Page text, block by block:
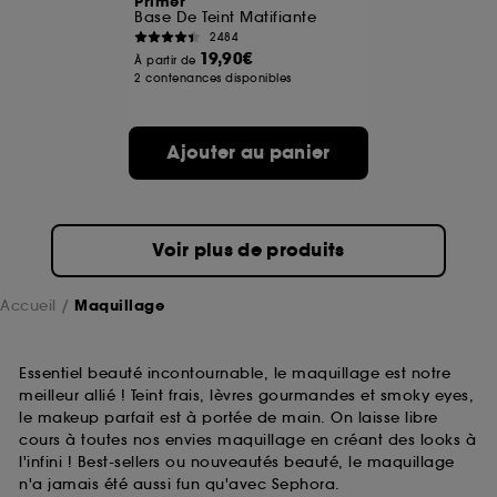
Base De Teint Matifiante
2484
À partir de 19,90€
2 contenances disponibles
Ajouter au panier
Voir plus de produits
Accueil Maquillage
Essentiel beauté incontournable, le maquillage est notre
meilleur allié ! Teint frais, lèvres gourmandes et smoky eyes,
le makeup parfait est à portée de main. On laisse libre
cours à toutes nos envies maquillage en créant des looks à
l'infini ! Best-sellers ou nouveautés beauté, le maquillage
n'a jamais été aussi fun qu'avec Sephora.
A l'exception des cookies techniques, le dépôt et la
lecture de ces traceurs requiert votre accord. Vous
pouvez personnaliser vos choix concernant le dépôt
choix" ci-dessous ou décider de "tout accepter".
Sephora pourra associer les informations de
navigation collectées par ces Cookies, pour les
sur "continuer sans accepter". Voous pouvez à tout
moment choisir de retirer votrte consentement. Si vous
souhaitez obtenir plus d'information sur les cookies